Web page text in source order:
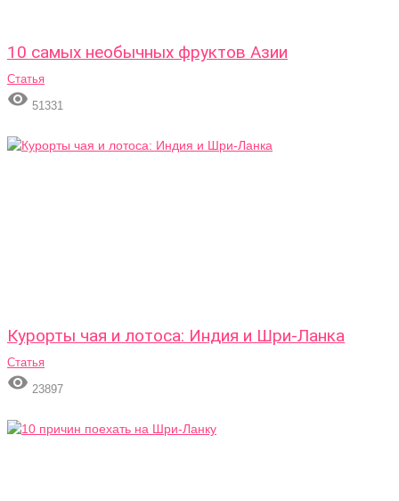
10 самых необычных фруктов Азии
Статья
 51331
Курорты чая и лотоса: Индия и Шри-Ланка
Статья
 23897